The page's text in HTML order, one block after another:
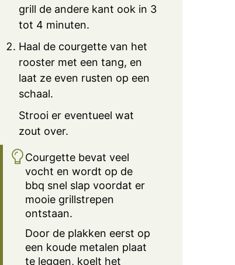
grill de andere kant ook in 3
tot 4 minuten.
Haal de courgette van het
rooster met een tang, en
laat ze even rusten op een
schaal.
Strooi er eventueel wat
zout over.
Courgette bevat veel
vocht en wordt op de
bbq snel slap voordat er
mooie grillstrepen
ontstaan.
Door de plakken eerst op
een koude metalen plaat
te leggen, koelt het